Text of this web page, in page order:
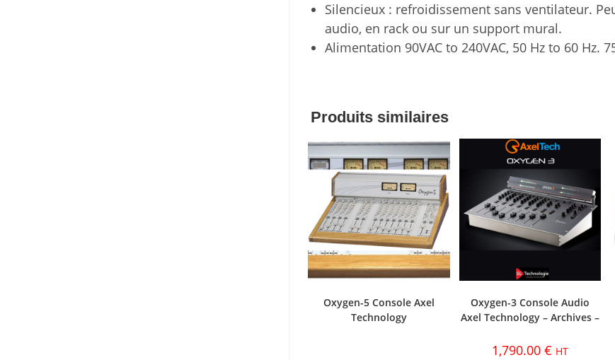
Silencieux : refroidissement sans ventilateur.
audio, en rack ou sur un support mural.
Alimentation 90VAC to 240VAC, 50 Hz to 60 Hz.
Produits similaires
Oxygen-5 Console Axel
Technology
Oxygen-3 Console Audio
Axel Technology – Archives –
1,790.00 € HT